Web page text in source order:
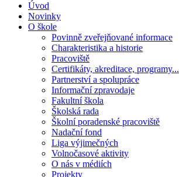
Úvod
Novinky
O škole
Povinně zveřejňované informace
Charakteristika a historie
Pracoviště
Certifikáty, akreditace, programy...
Partnerství a spolupráce
Informační zpravodaje
Fakultní škola
Školská rada
Školní poradenské pracoviště
Nadační fond
Liga výjimečných
Volnočasové aktivity
O nás v médiích
Projekty